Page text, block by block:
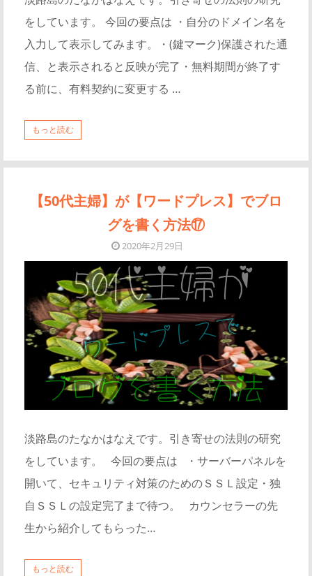
をしています。 今回の要点は ・自分のドメイン名を
入力して表示してみます。・(鍵マーク)保護された通
信、と表示されると反映が完了・無料期間が終了す
る前に、有料契約に変更する …
もっと読む
【50代主婦】が【ワードプレス】でブロ
グを書く方法⑰
2020年2月29日
淡路島のたなかはなえです。引き寄せの法則の研究
をしています。 今回の要点は ・サーバーパネルを
開いて、セキュリティ対策のためのＳＳＬ設定・独
自ＳＳＬの設定完了まで待つ。 カウンセラーの先
生から紹介してもらった…
もっと読む